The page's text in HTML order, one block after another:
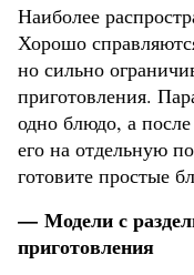
Наиболее
Хорошо
но сильно
приготовления.
одно блюдо, а
его на отдельную
готовите простые
— Модели с
приготовления